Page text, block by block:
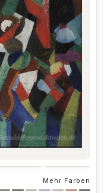
Mehr Farben